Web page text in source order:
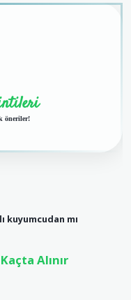
öneriler!
kuyumcudan mı
Alınır